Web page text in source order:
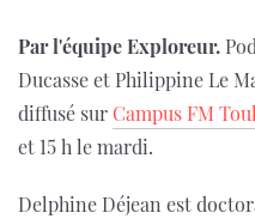
Par l'équipe Exploreur.
Ducasse et Philippine Le
diffusé sur Campus FM
et 15 h le mardi.
Delphine Déjean est